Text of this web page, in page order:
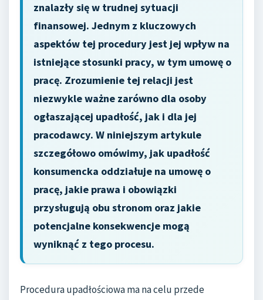
znalazły się w trudnej sytuacji
finansowej. Jednym z kluczowych
aspektów tej procedury jest jej wpływ na
istniejące stosunki pracy, w tym umowę o
pracę. Zrozumienie tej relacji jest
niezwykle ważne zarówno dla osoby
ogłaszającej upadłość, jak i dla jej
pracodawcy. W niniejszym artykule
szczegółowo omówimy, jak upadłość
konsumencka oddziałuje na umowę o
pracę, jakie prawa i obowiązki
przysługują obu stronom oraz jakie
potencjalne konsekwencje mogą
wyniknąć z tego procesu.
Procedura upadłościowa ma na celu przede